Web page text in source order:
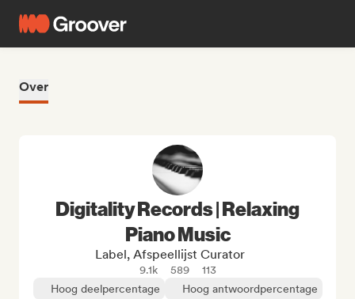
Over
Digitality Records | Relaxing
Piano Music
Label, Afspeellijst Curator
9.1k 589
113
Hoog deelpercentage
Hoog antwoordpercentage